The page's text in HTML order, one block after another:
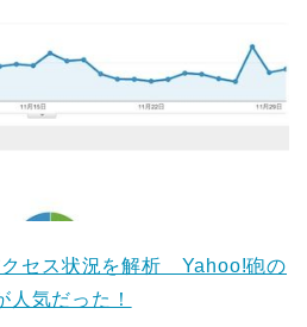
セス状況を解析 Yahoo!砲の
人気だった！